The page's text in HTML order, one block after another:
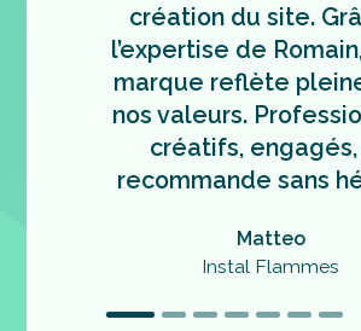
création du site.
l’expertise de
marque reflète
nos valeurs.
créatifs, engagés,
recommande sans
Matteo
Instal Flammes